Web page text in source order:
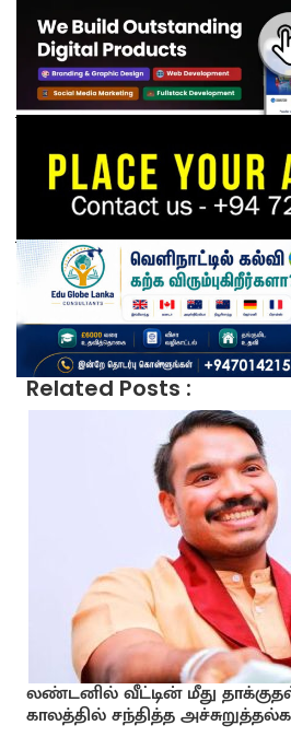
Related Posts :
லண்டனில் வீட்டின் மீது
காலத்தில் சந்தித்த